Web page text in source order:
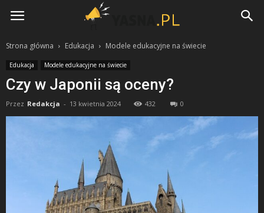
Yasna.pl
Strona główna Edukacja Modele edukacyjne na świecie
Edukacja Modele edukacyjne na świecie
Czy w Japonii są oceny?
Przez Redakcja - 13 kwietnia 2024 432 0